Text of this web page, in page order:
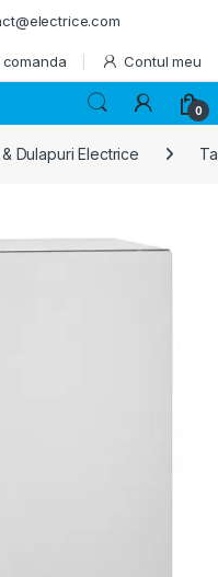
Contul meu
0
Dulapuri Electrice